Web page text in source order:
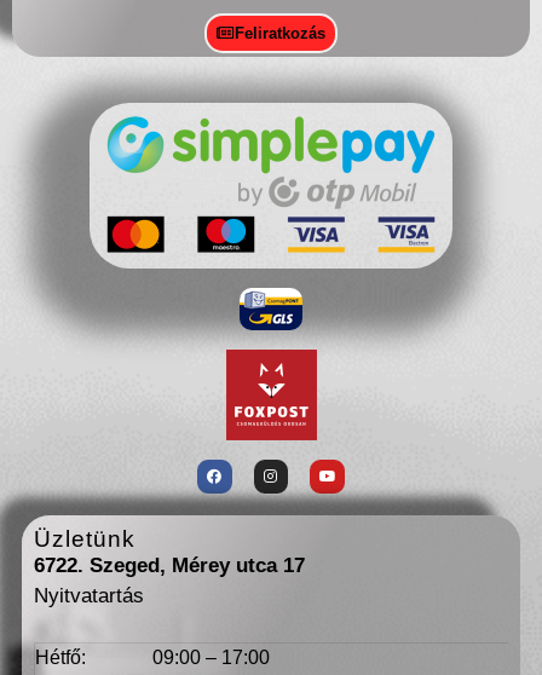
Üzletünk
6722. Szeged, Mérey utca 17
Nyitvatartás
Hétfő:
09:00 – 17:00
Feliratkozás